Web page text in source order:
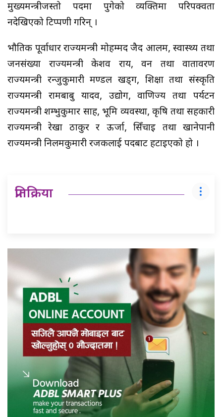
मुख्यमन्त्रीजस्तो पदमा पुगेको व्यक्तिमा परिपक्वता
नदेखिएको टिप्पणी गरिन् ।
भौतिक पूर्वाधार राज्यमन्त्री मोहम्मद जैद आलम, स्वास्थ्य तथा
जनसंख्या राज्यमन्त्री केशव राय, वन तथा वातावरण
राज्यमन्त्री रन्जुकुमारी मण्डल खड्ग, शिक्षा तथा संस्कृति
राज्यमन्त्री रामबाबु यादव, उद्योग, वाणिज्य तथा पर्यटन
राज्यमन्त्री शम्भुकुमार साह, भूमि व्यवस्था, कृषि तथा सहकारी
राज्यमन्त्री रेखा ठाकुर र ऊर्जा, सिँचाइ तथा खानेपानी
राज्यमन्त्री निलमकुमारी रजकलाई पदबाट हटाइएको हो ।
प्रतिक्रिया